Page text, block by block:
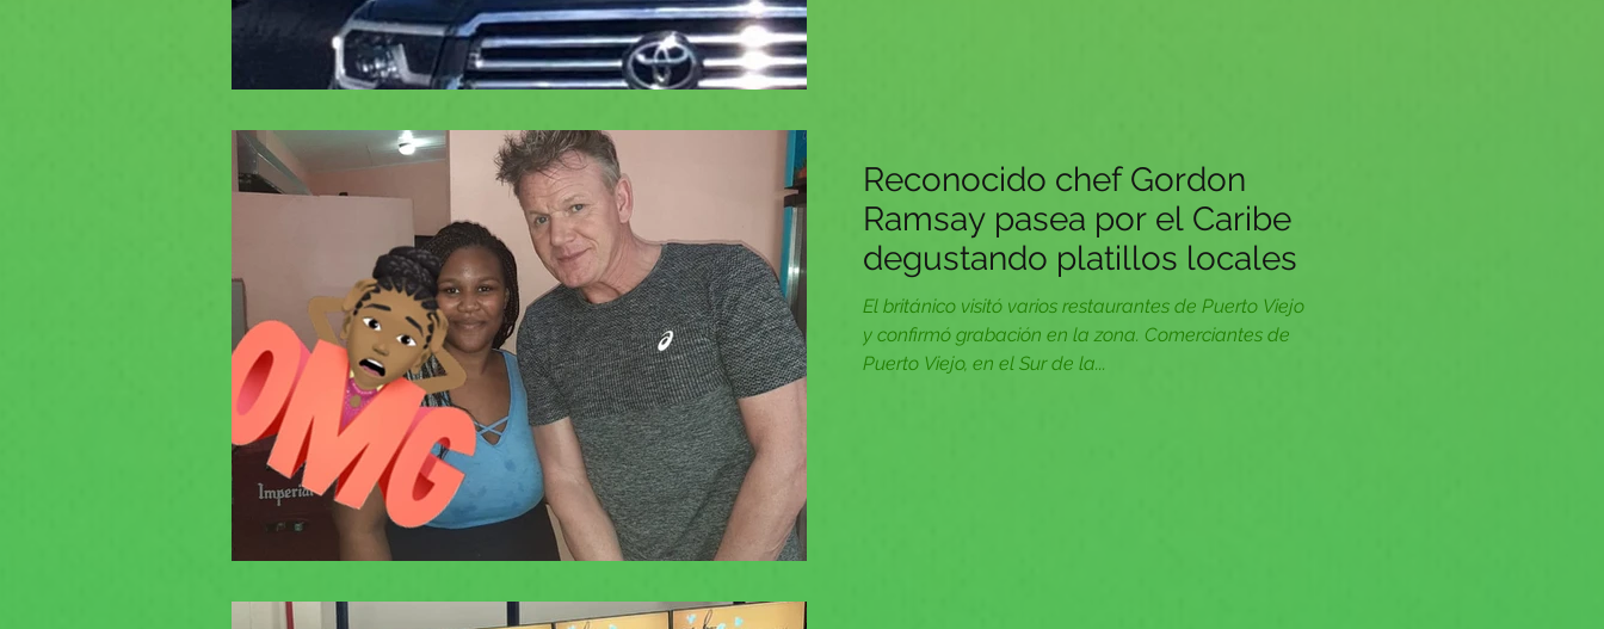
Reconocido chef Gordon
Ramsay pasea por el Caribe
degustando platillos locales
El británico visitó varios restaurantes de Puerto Viejo
y confirmó grabación en la zona. Comerciantes de
Puerto Viejo, en el Sur de la...